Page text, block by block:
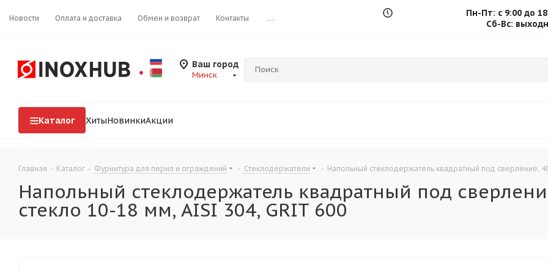
Новости Оплата и доставка Обмен и возврат Контакты ...
Пн-Пт: с 9:00 до
Сб-Вс:
Ваш город
Минск
Каталог ХитыНовинкиАкции
Главная - Каталог - Фурнитура для перил и ограждений - Стеклодержатели - Напольный стеклодержатель квадратный под сверление,
Напольный стеклодержатель квадратный под
стекло 10-18 мм, AISI 304, GRIT 600